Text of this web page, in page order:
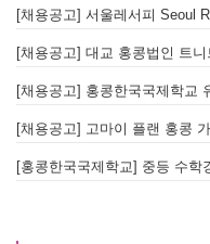
[채용공고] 홍콩한국국제학교
[채용공고] 고마이 플랜 홍콩
[홍콩한국국제학교] 중등 수학